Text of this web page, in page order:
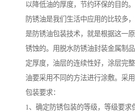
以降低油的厚度，节约环保的目的。
防锈油是我们生活中应用的比较多
是防锈油包装技术，就是根据这一
锈蚀的。用脱水防锈油封装金属制
定厚度，油层的连续性好，涂层完
油要采用不同的方法进行涂敷。采
包装要求：
1、确定防锈包装的等级，等级要求